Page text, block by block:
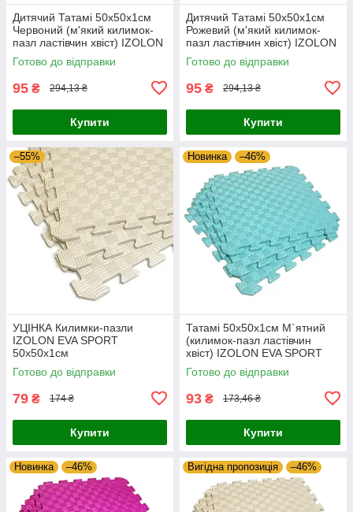
Дитячий Татамі 50х50х1см
Червоний (м'який килимок-
пазл ластівчин хвіст) IZOLON
EVA KIDS
Готово до відправки
95 ₴ 294,13 ₴
Купити
Дитячий Татамі 50х50х1см
Рожевий (м'який килимок-
пазл ластівчин хвіст) IZOLON
EVA KIDS
Готово до відправки
95 ₴ 294,13 ₴
Купити
–55%
УЦІНКА Килимки-пазли
IZOLON EVA SPORT
50х50х1см
Готово до відправки
79 ₴ 174 ₴
Купити
Новинка –46%
Татамі 50х50х1см М`ятний
(килимок-пазл ластівчин
хвіст) IZOLON EVA SPORT
Готово до відправки
93 ₴ 173,46 ₴
Купити
Новинка –46% Вигідна пропозиція –46%